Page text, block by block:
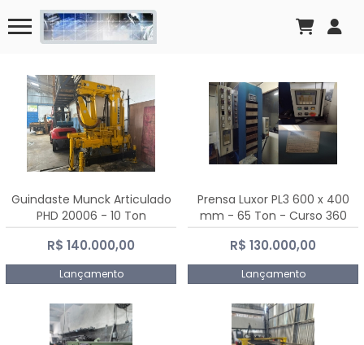
Guindaste Munck Articulado
PHD 20006 - 10 Ton
R$ 140.000,00
Lançamento
Prensa Luxor PL3 600 x 400
mm - 65 Ton - Curso 360
mm
R$ 130.000,00
Lançamento